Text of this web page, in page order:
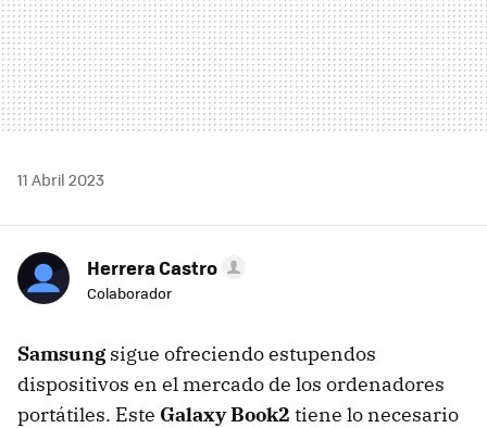
11 Abril 2023
Herrera Castro
Colaborador
Samsungsigue ofreciendo estupendos
dispositivos en el mercado de los ordenadores
portátiles. Este Galaxy Book2 tiene lo necesario